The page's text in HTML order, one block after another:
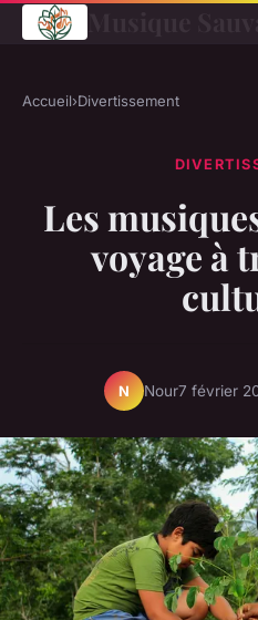
Accueil›Divertissement
Les
voyage à
N Nour7 février